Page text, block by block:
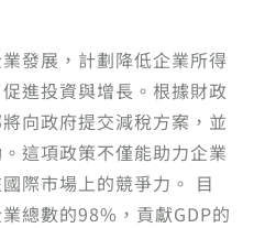
發展，計劃降低企業所得
進投資與增長。根據財政
向政府提交減稅方案，並
這項政策不僅能助力企業
際市場上的競爭力。 目
總數的98%，貢獻GDP的